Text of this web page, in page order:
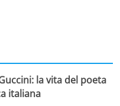
la vita del poeta
italiana